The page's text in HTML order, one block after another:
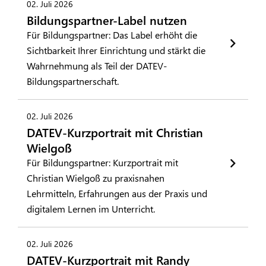
02. Juli 2026
Bildungspartner-Label nutzen
Für Bildungspartner: Das Label erhöht die
Sichtbarkeit Ihrer Einrichtung und stärkt die
Wahrnehmung als Teil der DATEV-
Bildungspartnerschaft.
02. Juli 2026
DATEV-Kurzportrait mit Christian
Wielgoß
Für Bildungspartner: Kurzportrait mit
Christian Wielgoß zu praxisnahen
Lehrmitteln, Erfahrungen aus der Praxis und
digitalem Lernen im Unterricht.
02. Juli 2026
DATEV-Kurzportrait mit Randy